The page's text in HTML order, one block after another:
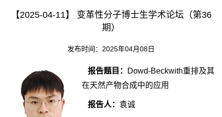
【2025-04-11】 变革性分子博士生学术论坛（第36
期）
发布时间：2025年04月08日
报告题目：
Dowd-Beckwith重排及其
在天然产物合成中的应用
报告人： 袁诚